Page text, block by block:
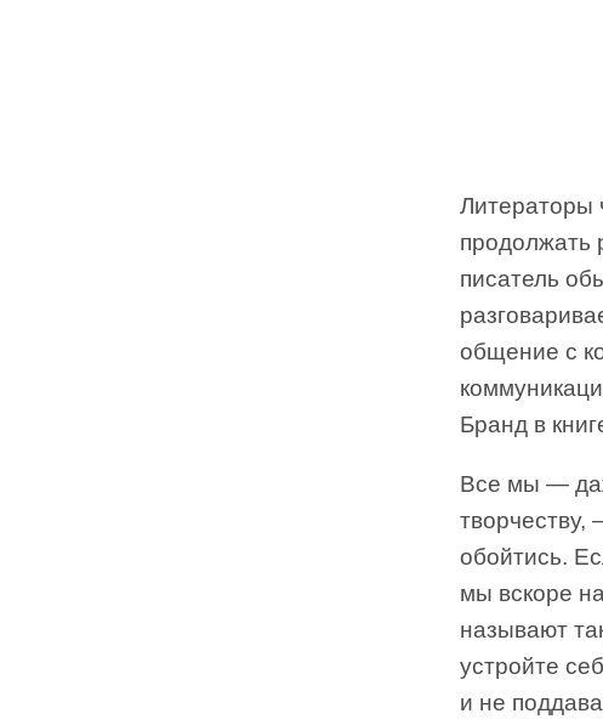
Литераторы
продолжать
писатель
общение с
Бранд в
Все мы —
творчеству,
обойтись.
мы вскоре
называют
устройте
и не